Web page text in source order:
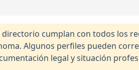
cumplan con todos los
Algunos perfiles pueden
legal y situación